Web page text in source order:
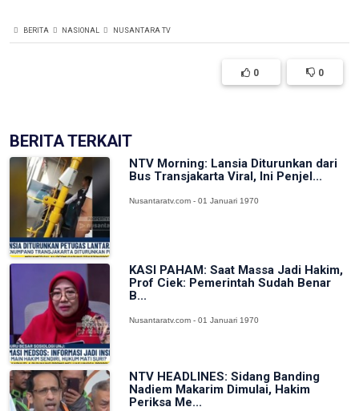
BERITA NASIONAL NUSANTARA TV
0 0
BERITA TERKAIT
NTV Morning: Lansia Diturunkan dari
Bus Transjakarta Viral, Ini Penjel...
Nusantaratv.com - 01 Januari 1970
KASI PAHAM: Saat Massa Jadi Hakim,
Prof Ciek: Pemerintah Sudah Benar
B...
Nusantaratv.com - 01 Januari 1970
NTV HEADLINES: Sidang Banding
Nadiem Makarim Dimulai, Hakim
Periksa Me...